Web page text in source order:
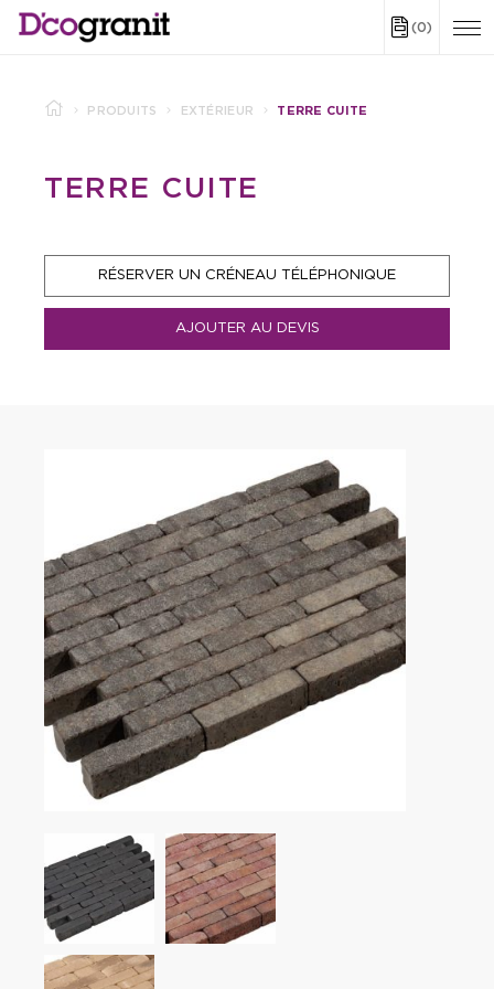
(0)
PRODUITS EXTÉRIEUR TERRE CUITE
TERRE CUITE
RÉSERVER UN CRÉNEAU TÉLÉPHONIQUE
AJOUTER AU DEVIS